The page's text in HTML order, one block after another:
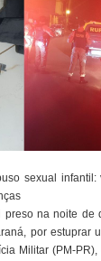
sexual
preso na noite de
por estuprar
Militar (PM-